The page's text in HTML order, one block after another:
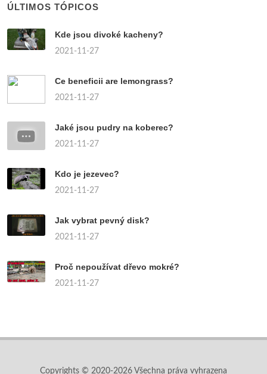
ÚLTIMOS TÓPICOS
Kde jsou divoké kacheny?
2021-11-27
Ce beneficii are lemongrass?
2021-11-27
Jaké jsou pudry na koberec?
2021-11-27
Kdo je jezevec?
2021-11-27
Jak vybrat pevný disk?
2021-11-27
Proč nepoužívat dřevo mokré?
2021-11-27
Copyrights © 2020-2026 Všechna práva vyhrazena